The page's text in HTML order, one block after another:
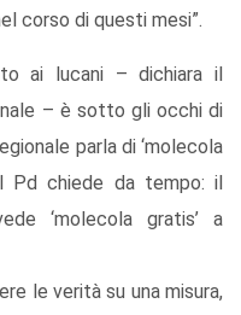
corso di questi mesi”.
ai lucani – dichiara il
– è sotto gli occhi di
parla di ‘molecola
Pd chiede da tempo: il
‘molecola gratis’ a
le verità su una misura,